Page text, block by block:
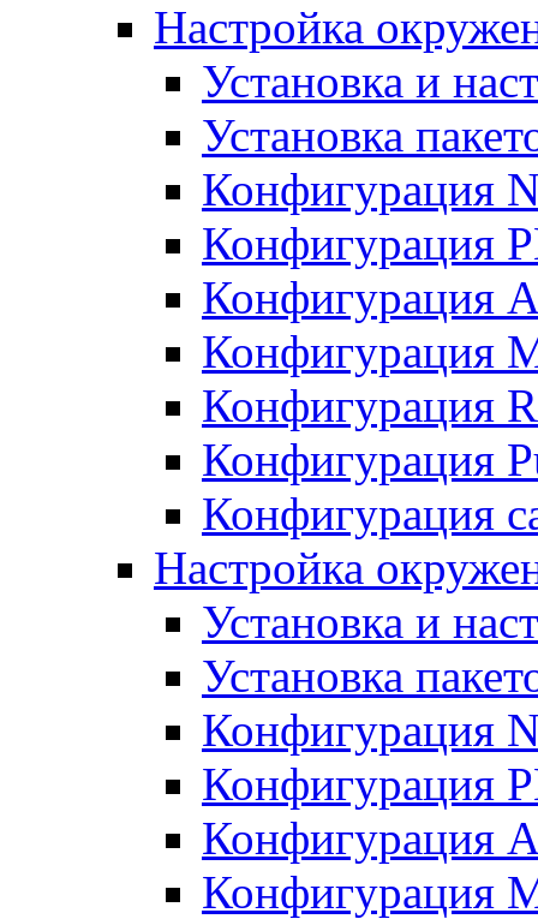
Настройка
Установка и
Установка
Конфигурация
Конфигурация
Конфигурация
Конфигурация
Конфигурация
Конфигурация
Конфигурация
Настройка
Установка и
Установка
Конфигурация
Конфигурация
Конфигурация
Конфигурация